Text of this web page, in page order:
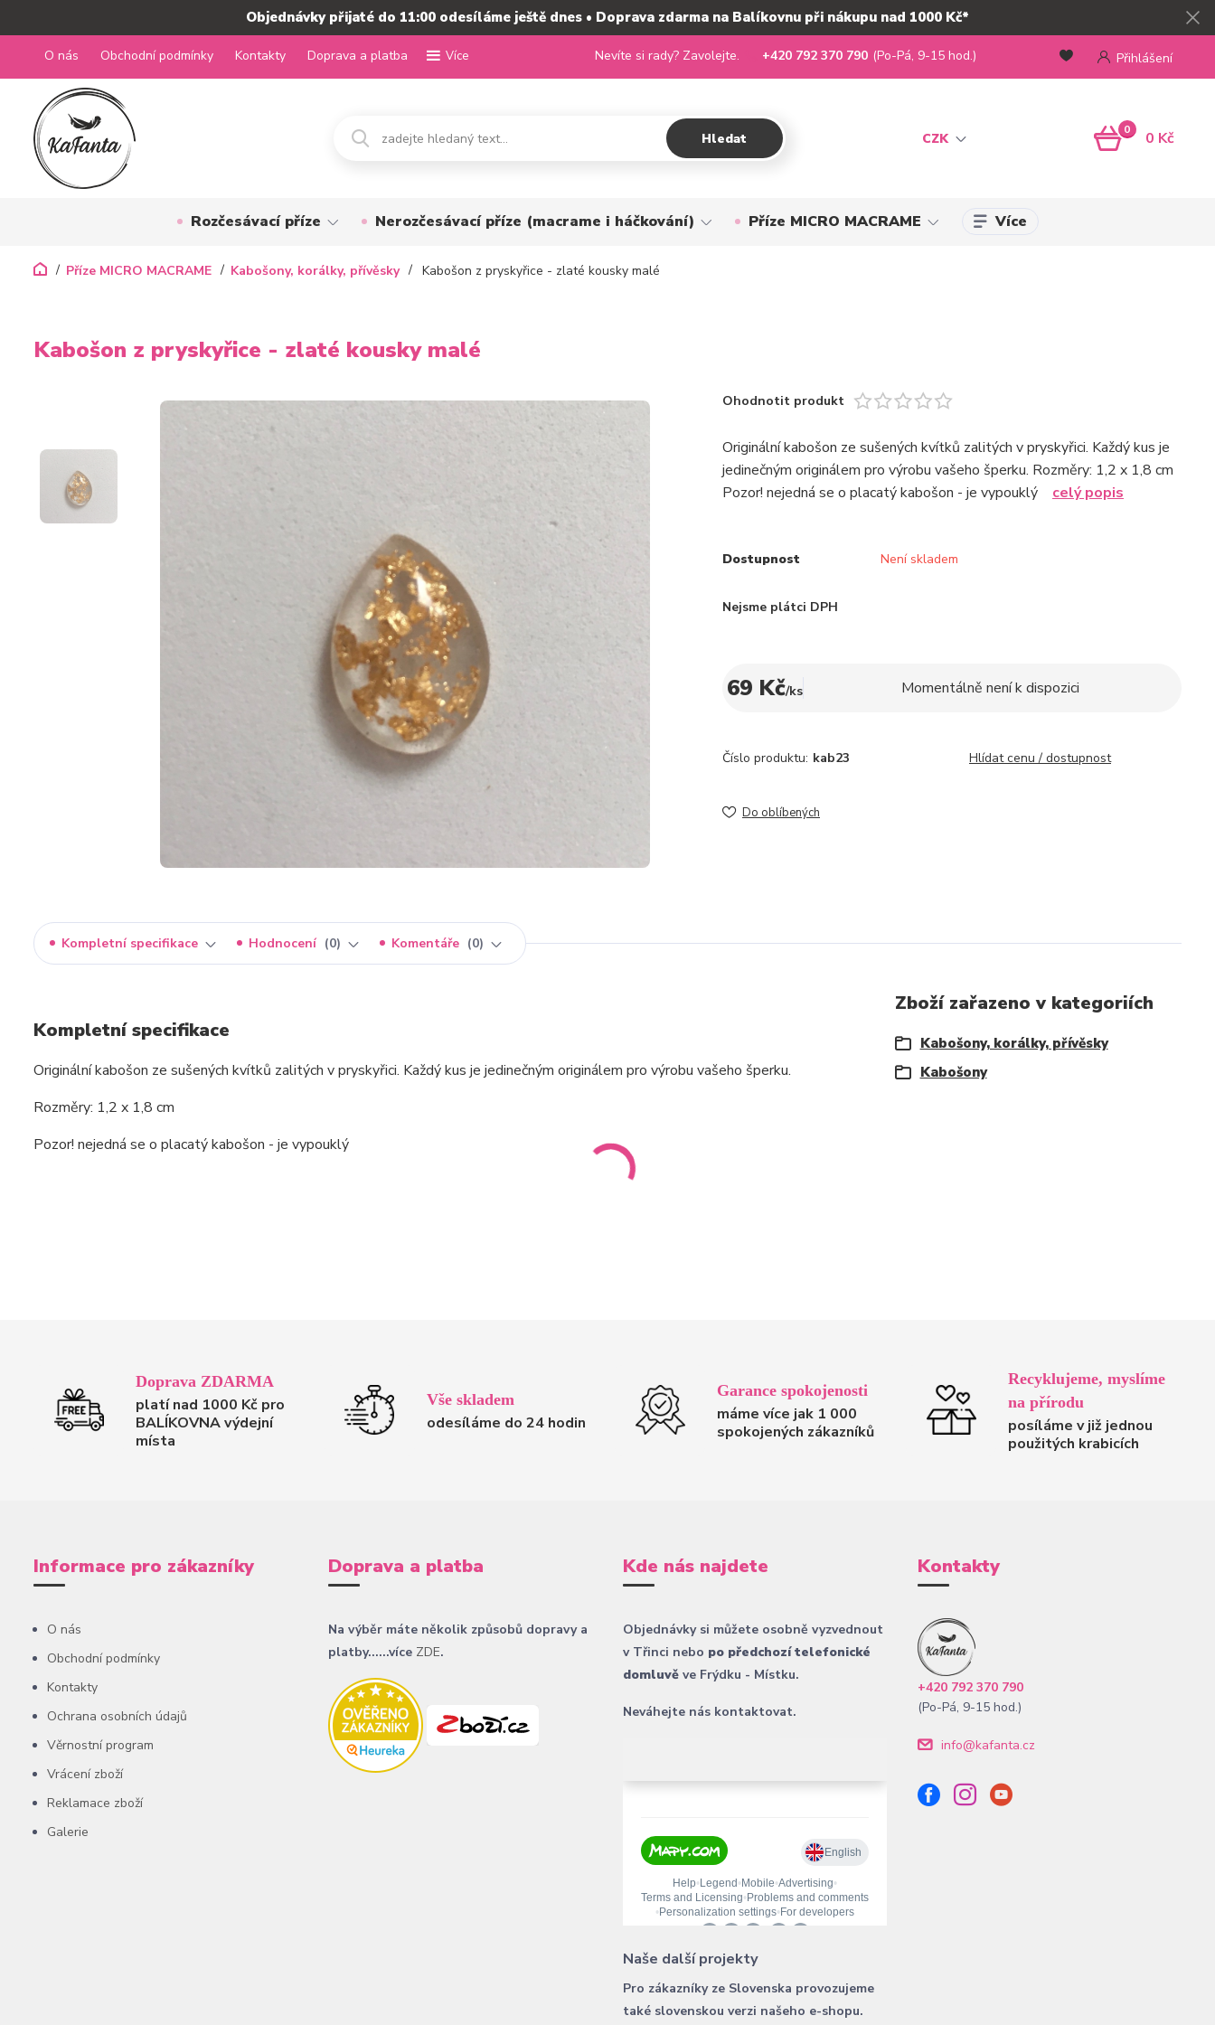
Objednávky přijaté do 11:00 odesíláme ještě dnes • Doprava zdarma na Balíkovnu při nákupu nad 1000 Kč*
O nás Obchodní podmínky Kontakty Doprava a platba Více
CZK
Přihlášení
Hledat
Nevíte si rady? Zavolejte. +420 792 370 790 (Po-Pá, 9-15 hod.)
0 0 Kč
Rozčesávací příze Nerozčesávací příze (macrame i háčkování) Příze MICRO MACRAME Více
Příze MICRO MACRAME Kabošony, korálky, přívěsky Kabošon z pryskyřice - zlaté kousky malé
Kabošon z pryskyřice - zlaté kousky malé
Ohodnotit produkt
Originální kabošon ze sušených kvítků zalitých v pryskyřici. Každý kus je
jedinečným originálem pro výrobu vašeho šperku. Rozměry: 1,2 x 1,8 cm
Pozor! nejedná se o placatý kabošon - je vypouklý celý popis
Dostupnost Není skladem
Nejsme plátci DPH
69 Kč/ks Momentálně není k dispozici
Číslo produktu: kab23 Hlídat cenu / dostupnost
Do oblíbených
Kompletní specifikace Hodnocení 0 Komentáře 0
Kompletní specifikace
Originální kabošon ze sušených kvítků zalitých v pryskyřici. Každý kus je jedinečným originálem pro výrobu vašeho šperku.
Rozměry: 1,2 x 1,8 cm
Pozor! nejedná se o placatý kabošon - je vypouklý
Zboží zařazeno v kategoriích
Kabošony, korálky, přívěsky
Kabošony
Doprava ZDARMA
platí nad 1000 Kč pro
BALÍKOVNA výdejní
místa
Vše skladem
odesíláme do 24 hodin
Garance spokojenosti
máme více jak 1 000
spokojených zákazníků
Recyklujeme, myslíme
na přírodu
posíláme v již jednou
použitých krabicích
Informace pro zákazníky
O nás
Obchodní podmínky
Kontakty
Ochrana osobních údajů
Věrnostní program
Vrácení zboží
Reklamace zboží
Galerie
Doprava a platba
Na výběr máte několik způsobů dopravy a
platby......více ZDE.
Kde nás najdete
Objednávky si můžete osobně vyzvednout
v Třinci nebo po předchozí telefonické
domluvě ve Frýdku - Místku.
Neváhejte nás kontaktovat.
Naše další projekty
Pro zákazníky ze Slovenska provozujeme
také slovenskou verzi našeho e-shopu.
Kontakty
+420 792 370 790
(Po-Pá, 9-15 hod.)
info@kafanta.cz